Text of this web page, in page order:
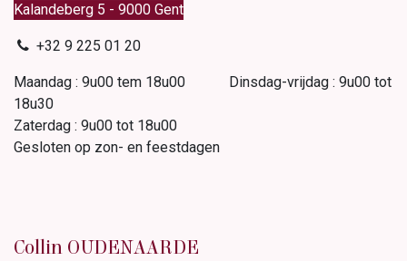
Kalandeberg 5 - 9000 Gent​
+32 9 225 01 20
Maandag : 9u00 tem 18u00 Dinsdag-vrijdag : 9u00 tot
18u30
Zaterdag : 9u00 tot 18u00
Gesloten op zon- en feestdagen
Collin OUDENAARDE